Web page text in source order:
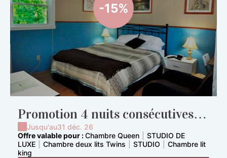
-15%
Promotion 4 nuits consécutives et
plus
Jusqu'au31 déc. 26
Offre valable pour :Chambre Queen
STUDIO DE
LUXE
Chambre deux lits Twins STUDIO
Chambre lit
king